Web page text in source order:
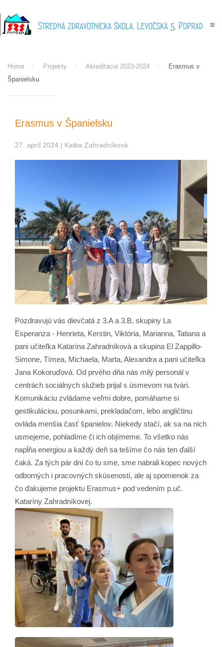
Skip to main content
Home Projekty Akreditácia 2023-2024
Erasmus v
Španielsku
Erasmus v Španielsku
27. apríl 2024 | Katka Zahradníková
Pozdravujú vás dievčatá z 3.A a 3.B, skupiny La
Esperanza - Henrieta, Kerstin, Viktória, Marianna, Tatiana a
pani učiteľka Katarína Zahradníková a skupina El Zappillo-
Simone, Tímea, Michaela, Marta, Alexandra a pani učiteľka
Jana Kokoruďová. Od prvého dňa nás milý personál v
centrách sociálnych služieb prijal s úsmevom na tvári.
Komunikáciu zvládame veľmi dobre, pomáhame si
gestikuláciou, posunkami, prekladačom, lebo angličtinu
ovláda menšia časť španielov. Niekedy stačí, ak sa na nich
usmejeme, pohladíme či ich objímeme. To všetko nás
napĺňa energiou a každý deň sa tešíme čo nás ten ďalší
čaká. Za tých pár dní čo tu sme, sme nabrali kopec nových
odborných i pracovných skúseností, ale aj spomienok za
čo ďakujeme projektu Erasmus+ pod vedením p.uč.
Kataríny Zahradníkovej.
Details